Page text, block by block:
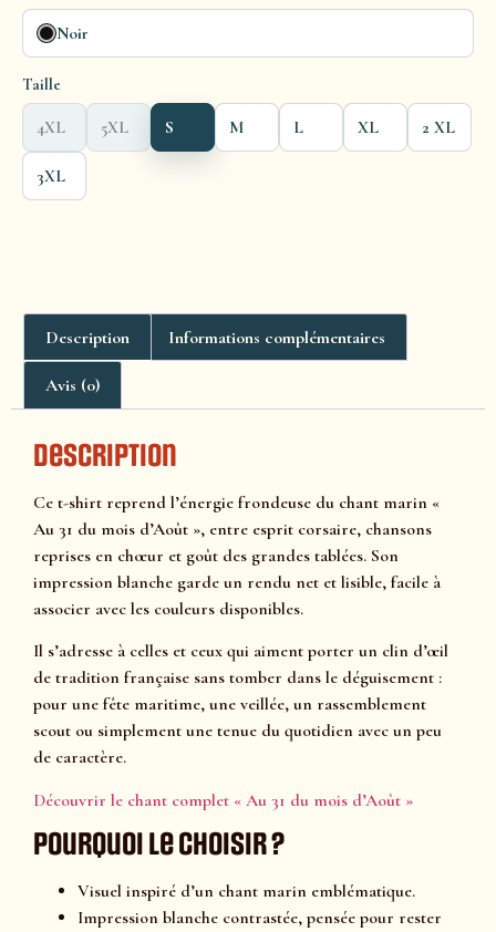
Noir
Taille
4XL 5XL S M L XL 2 XL
3XL
Description Informations complémentaires
Avis (0)
Description
Ce t-shirt reprend l’énergie frondeuse du chant marin «
Au 31 du mois d’Août », entre esprit corsaire, chansons
reprises en chœur et goût des grandes tablées. Son
impression blanche garde un rendu net et lisible, facile à
associer avec les couleurs disponibles.
Il s’adresse à celles et ceux qui aiment porter un clin d’œil
de tradition française sans tomber dans le déguisement :
pour une fête maritime, une veillée, un rassemblement
scout ou simplement une tenue du quotidien avec un peu
de caractère.
Découvrir le chant complet « Au 31 du mois d’Août »
Pourquoi le choisir ?
Visuel inspiré d’un chant marin emblématique.
Impression blanche contrastée, pensée pour rester